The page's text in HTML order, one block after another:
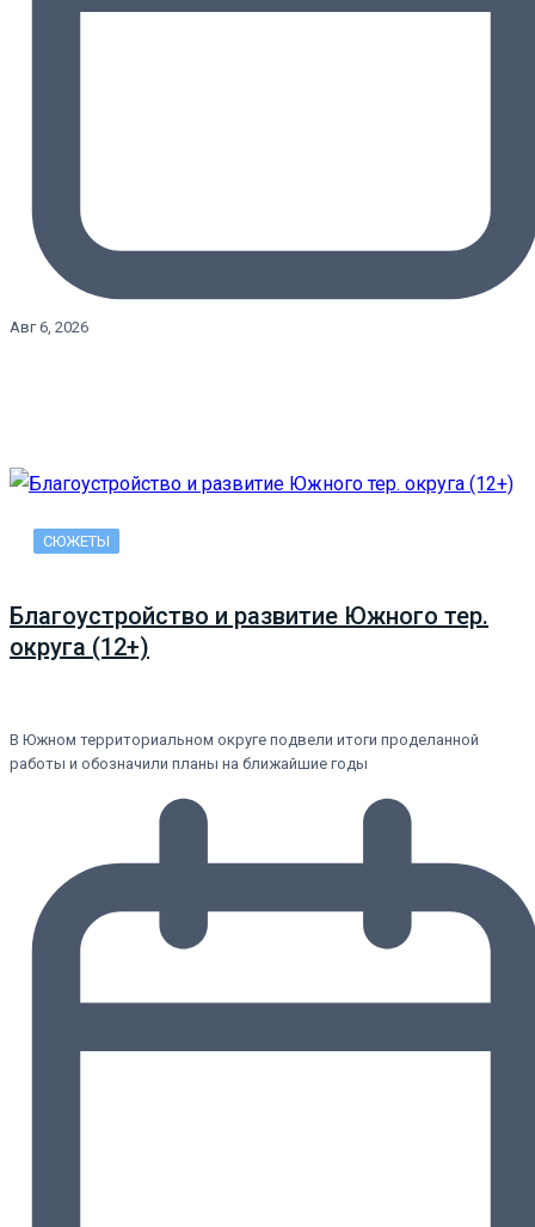
Авг 6, 2026
СЮЖЕТЫ
Благоустройство и развитие Южного тер.
округа (12+)
В Южном территориальном округе подвели итоги проделанной
работы и обозначили планы на ближайшие годы